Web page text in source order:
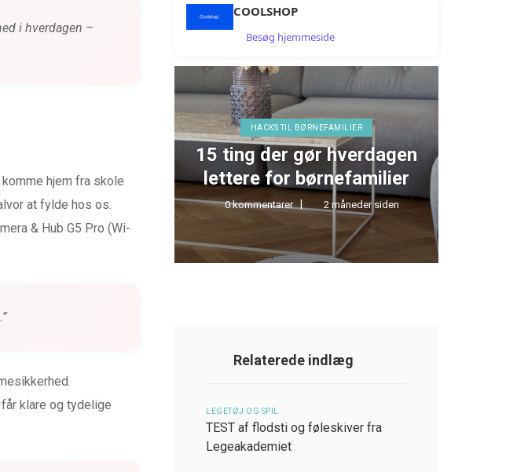
i hverdagen –
hjem fra skole
at fylde hos os.
& Hub G5 Pro (Wi-
klare og tydelige
COOLSHOP
Besøg hjemmeside
Tour 2
4 måneder siden
HACKS TIL BØRNEFAMILIER
15 ting der gør hverdagen
lettere for børnefamilier
0 kommentarer 2 måneder siden
Relaterede indlæg
LEGETØJ OG SPIL
TEST af flodsti og føleskiver fra
Legeakademiet